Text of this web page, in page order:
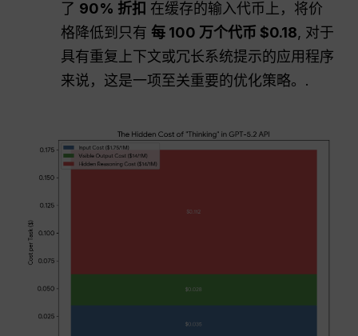
了 90% 折扣 在缓存的输入代币上，将价
格降低到只有 每 100 万个代币 $0.18, 对于
具有重复上下文或冗长系统提示的应用程序
来说，这是一项至关重要的优化策略。.